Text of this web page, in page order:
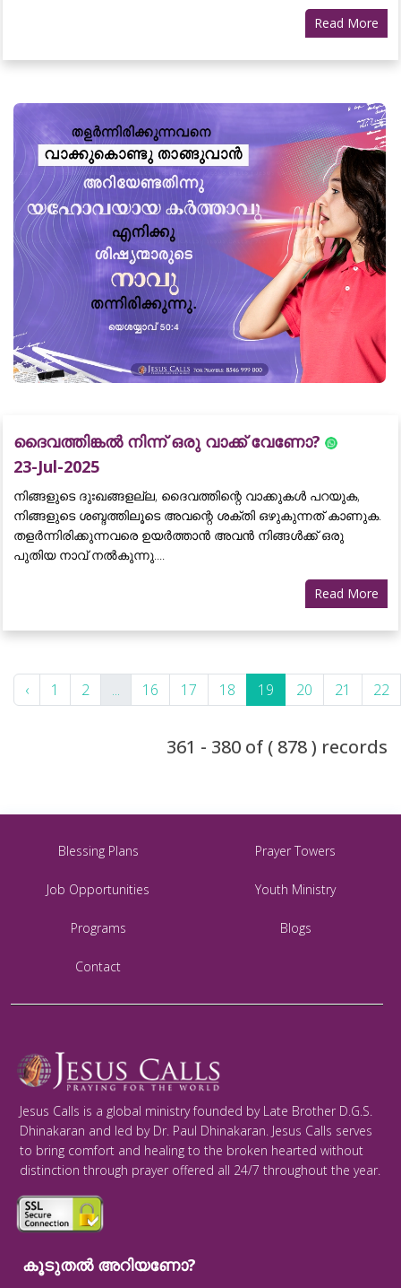
Read More
ദൈവത്തിങ്കൽ നിന്ന് ഒരു വാക്ക് വേണോ?
23-Jul-2025
നിങ്ങളുടെ ദുഃഖങ്ങളല്ല, ദൈവത്തിന്റെ വാക്കുകൾ പറയുക,
നിങ്ങളുടെ ശബ്ദത്തിലൂടെ അവന്റെ ശക്തി ഒഴുകുന്നത് കാണുക.
തളർന്നിരിക്കുന്നവരെ ഉയർത്താൻ അവൻ നിങ്ങൾക്ക് ഒരു
പുതിയ നാവ് നൽകുന്നു....
Read More
‹ 1 2 ... 16 17 18 19 20 21 22
361 - 380 of ( 878 ) records
Blessing Plans Prayer Towers
Job Opportunities Youth Ministry
Programs Blogs
Contact
Jesus Calls is a global ministry founded by Late Brother D.G.S.
Dhinakaran and led by Dr. Paul Dhinakaran. Jesus Calls serves
to bring comfort and healing to the broken hearted without
distinction through prayer offered all 24/7 throughout the year.
കൂടുതൽ അറിയണോ?